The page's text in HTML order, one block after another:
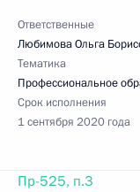
Ответственные
Любимова Ольга
Тематика
Профессиональное
Срок исполнения
1 сентября 2020 года
Пр-525, п.3